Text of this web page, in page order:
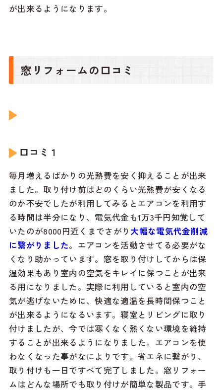
が出来るようになります。
窓リフォームの口コミ
口コミ１
毎月増えるばかりの光熱費を安く抑えることが出来
ました。取り付け前はどのくらい光熱費が安くなる
のか不安でしたが利用してみるとエアコンを利用す
る時間は半分になり、電気代金も1万3千円知覚して
いたのが8000円近くまでさがり大幅な電気代金削減
に繋がりました。エアコンを活動させてる必要がな
くなり助かっています。窓を取り付けしてからは保
温効果もあり室内の空気をキレイに保つことが出来
る用になりました。実際に利用していると室内の空
気が逃げないために、快適な適温を長時間保つこと
が出来るようになるいます。寝室とリビングに取り
付けましたが、今では寒くなく熱くない環境を維持
することが出来るようになりました。エアコンを使
わなくなった事がなによりです。省エネに繋がり、
取り付けも一日ですべて完了しました。窓リフォー
ムはどんな場所でも取り付けが簡単な製品です。手